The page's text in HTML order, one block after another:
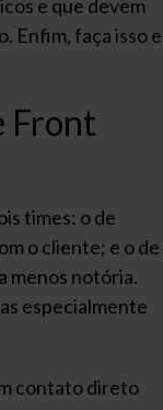
e que devem
Enfim, faça isso e
Front
times: o de
o cliente; e o de
menos notória.
especialmente
contato direto